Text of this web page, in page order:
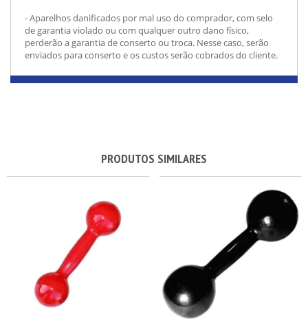
- Aparelhos danificados por mal uso do comprador, com selo
de garantia violado ou com qualquer outro dano físico,
perderão a garantia de conserto ou troca. Nesse caso, serão
enviados para conserto e os custos serão cobrados do cliente.
PRODUTOS SIMILARES